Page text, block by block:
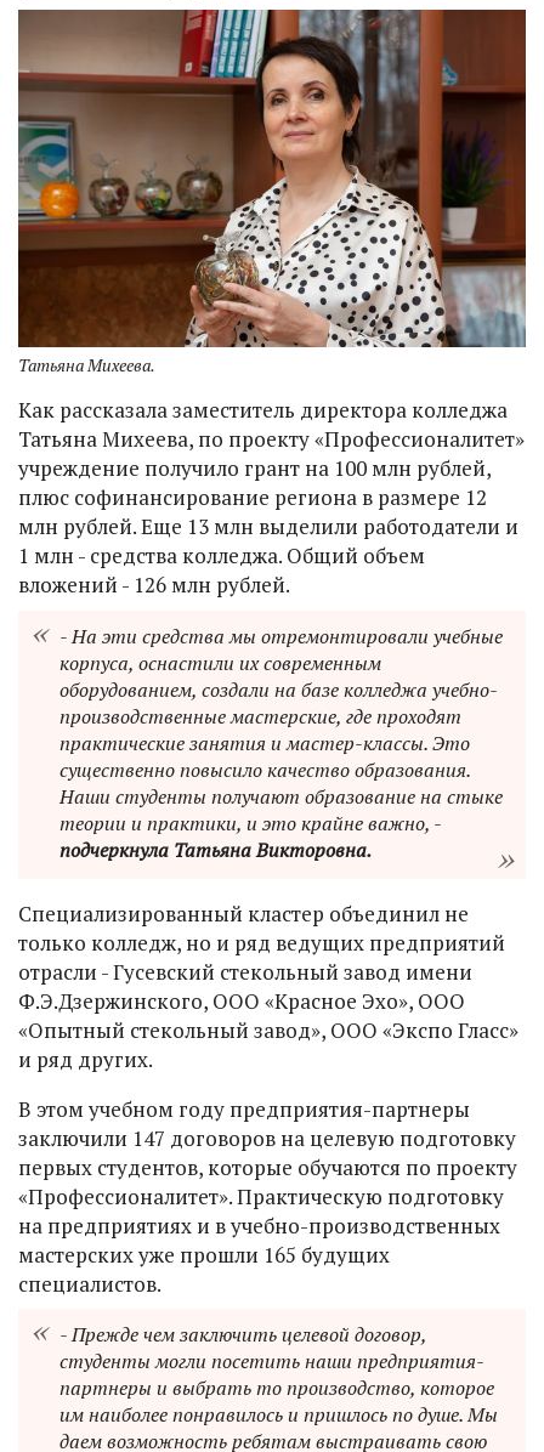
Татьяна Михеева.
Как рассказала заместитель директора колледжа
Татьяна Михеева, по проекту «Профессионалитет»
учреждение получило грант на 100 млн рублей,
плюс софинансирование региона в размере 12
млн рублей. Еще 13 млн выделили работодатели и
1 млн - средства колледжа. Общий объем
вложений - 126 млн рублей.
- На эти средства мы отремонтировали учебные
корпуса, оснастили их современным
оборудованием, создали на базе колледжа учебно-
производственные мастерские, где проходят
практические занятия и мастер-классы. Это
существенно повысило качество образования.
Наши студенты получают образование на стыке
теории и практики, и это крайне важно, -
подчеркнула Татьяна Викторовна.
Специализированный кластер объединил не
только колледж, но и ряд ведущих предприятий
отрасли - Гусевский стекольный завод имени
Ф.Э.Дзержинского, ООО «Красное Эхо», ООО
«Опытный стекольный завод», ООО «Экспо Гласс»
и ряд других.
В этом учебном году предприятия-партнеры
заключили 147 договоров на целевую подготовку
первых студентов, которые обучаются по проекту
«Профессионалитет». Практическую подготовку
на предприятиях и в учебно-производственных
мастерских уже прошли 165 будущих
специалистов.
- Прежде чем заключить целевой договор,
студенты могли посетить наши предприятия-
партнеры и выбрать то производство, которое
им наиболее понравилось и пришлось по душе. Мы
даем возможность ребятам выстраивать свою